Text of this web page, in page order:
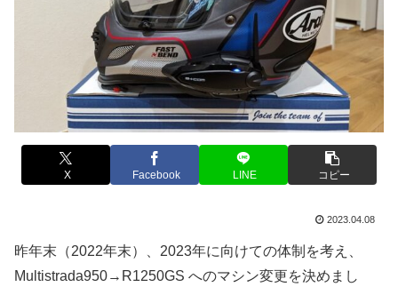
X Facebook LINE コピー
2023.04.08
昨年末（2022年末）、2023年に向けての体制を考え、
Multistrada950→R1250GS へのマシン変更を決めまし